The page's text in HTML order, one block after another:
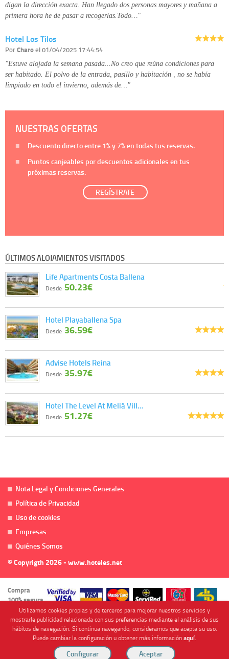
digan la dirección exacta. Han llegado dos personas mayores y mañana a
primera hora he de pasar a recogerlas.Todo…"
Hotel Los Tilos
PorCharoel 01/04/2025 17:44:54
"Estuve alojada la semana pasada...No creo que reúna condiciones para
ser habitado. El polvo de la entrada, pasillo y habitación , no se había
limpiado en todo el invierno, además de…"
NUESTRAS OFERTAS
Descuento directo entre 1%y 7%en todas tus reservas.
Puntos canjeables por descuentos adicionales en tus
próximas reservas.
REGÍSTRATE
ÚLTIMOS ALOJAMIENTOS VISITADOS
Life Apartments Costa Ballena
Desde 50.23€
Hotel Playaballena Spa
Desde 36.59€
Advise Hotels Reina
Desde 35.97€
Hotel The Level At Meliá Vill…
Desde 51.27€
Nota Legal y Condiciones Generales
Política de Privacidad
Uso de cookies
Empresas
Quiénes Somos
© Copyrigth 2026 - www.hoteles.net
Compra
100% segura
Cofinanciado por
Utilizamos cookies propias y de terceros para mejorar nuestros servicios y
mostrarle publicidad relacionada con sus preferencias mediante el análisis de sus
hábitos de navegación. Si continua navegando, consideramos que acepta su uso.
Puede cambiar la configuración u obtener más informaciónaquí.